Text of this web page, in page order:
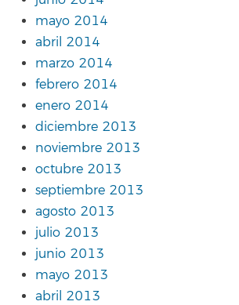
mayo 2014
abril 2014
marzo 2014
febrero 2014
enero 2014
diciembre 2013
noviembre 2013
octubre 2013
septiembre 2013
agosto 2013
julio 2013
junio 2013
mayo 2013
abril 2013